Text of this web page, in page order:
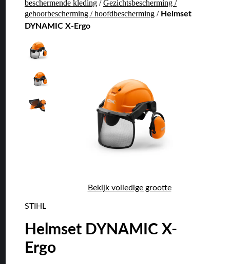
beschermende kleding /Gezichtsbescherming /
gehoorbescherming / hoofdbescherming / Helmset
DYNAMIC X-Ergo
Bekijk volledige grootte
STIHL
Helmset DYNAMIC X-
Ergo